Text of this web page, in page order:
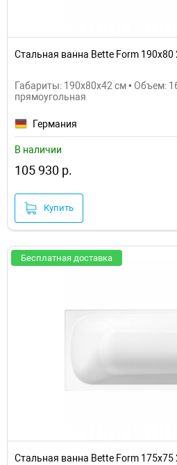
Стальная ванна Bette Form 190x80
Габариты: 190x80x42 см • Объем:
прямоугольная
Германия
В наличии
105 930 р.
Купить
Бесплатная доставка
Стальная ванна Bette Form 175x75